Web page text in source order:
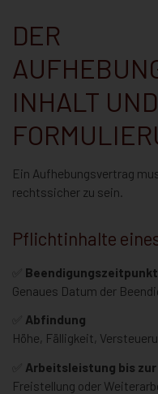
DER
INHALT UND
Ein Aufhebungsvertrag
rechtssicher zu sein.
Pflichtinhalte
Beendigungszeitpunkt
Genaues Datum der
Abfindung
Höhe, Fälligkeit,
Arbeitsleistung bis
Freistellung oder